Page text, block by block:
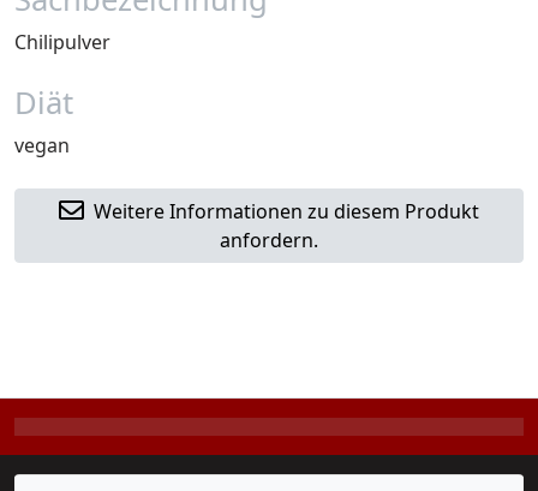
Chilipulver
Diät
vegan
Weitere Informationen zu diesem Produkt
anfordern.